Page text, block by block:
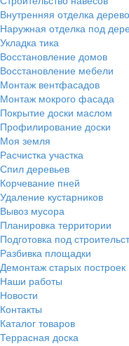
Внутренняя отделка
Наружная отделка под
Укладка тика
Восстановление домов
Восстановление мебели
Монтаж вентфасадов
Монтаж мокрого фасада
Покрытие доски маслом
Профилирование доски
Моя земля
Расчистка участка
Спил деревьев
Корчевание пней
Удаление кустарников
Вывоз мусора
Планировка территории
Подготовка под
Разбивка площадки
Демонтаж старых построек
Наши работы
Новости
Контакты
Каталог товаров
Террасная доска